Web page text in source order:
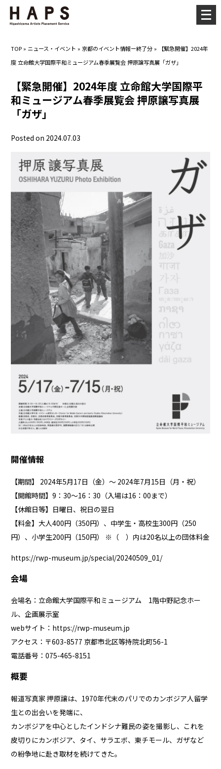
TOP » ニュース・イベント »京都のイベント情報ー終了分 »
【緊急開催】2024年
度 立命館大学国際平和ミュージアム春季展覧会 押原譲写真展「ガザ」
【緊急開催】2024年度 立命館大学国際平
和ミュージアム春季展覧会 押原譲写真展
「ガザ」
Posted on 2024.07.03
開催情報
【期間】 2024年5月17日（金）～ 2024年7月15日（月・祝）
【開館時間】9：30～16：30（入場は16：00まで）
【休館日等】日曜日、祝日の翌日
【料金】大人400円（350円）、中学生・高校生300円（250
円）、小学生200円（150円） ※（ ）内は20名以上の団体料金
https://rwp-museum.jp/special/20240509_01/
会場
会場名：立命館大学国際平和ミュージアム 1階中野記念ホー
ル、企画展示室
webサイト： https://rwp-museum.jp
アクセス：〒603-8577 京都市北区等持院北町56-1
電話番号：075-465-8151
概要
報道写真家 押原譲は、1970年代末のパリでのカンボジア人留学
生との出会いを発端に、
カンボジアを中心としたインドシナ難民の姿を撮影し、これを
皮切りにカンボジア、タイ、サラエボ、東チモール、ガザなど
の紛争地に赴き取材を続けてきた。
メ
ニ
ー
開
く